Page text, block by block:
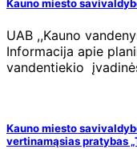
Kauno miesto
UAB ,,Kauno
Informacija apie
vandentiekio
Kauno miesto
vertinamąsias pratybas